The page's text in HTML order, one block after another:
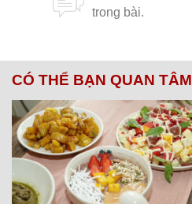
CÓ THỂ BẠN QUAN TÂM